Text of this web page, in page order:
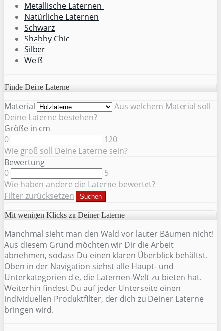
Metallische Laternen
Natürliche Laternen
Schwarz
Shabby Chic
Silber
Weiß
Finde Deine Laterne
Material
Aus welchem Material soll
Deine Laterne bestehen?
Größe in cm
0
120
Wie groß soll Deine Laterne sein?
Bewertung
0
5
Wie haben andere die Laterne bewertet?
Filter zurücksetzen
Suchen
Mit wenigen Klicks zu Deiner Laterne
Manchmal sieht man den Wald vor lauter Bäumen nicht!
Aus diesem Grund möchten wir Dir die Arbeit
abnehmen, sodass Du einen klaren Überblick behältst.
Oben in der Navigation siehst alle Haupt- und
Unterkategorien die, die Laternen-Welt zu bieten hat.
Weiterhin findest Du auf jeder Unterseite einen
individuellen Produktfilter, der dich zu Deiner Laterne
bringen wird.